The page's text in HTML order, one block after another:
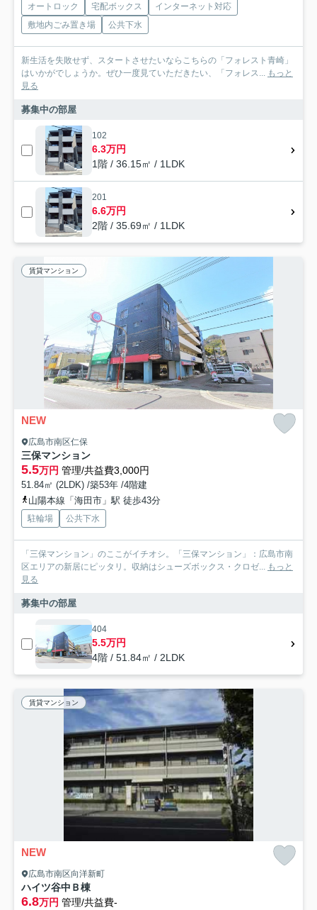
オートロック 宅配ボックス
インターネット対応
敷地内ごみ置き場
公共下水
新生活を失敗せず、スタートさせたいならこちらの「フォレスト青崎」
はいかがでしょうか。ぜひ一度見ていただきたい、「フォレス... もっと
見る
募集中の部屋
102
6.3万円
1階 / 36.15㎡ / 1LDK
201
6.6万円
2階 / 35.69㎡ / 1LDK
賃貸マンション
NEW
広島市南区仁保
三保マンション
5.5万円 管理/共益費3,000円
51.84㎡ (2LDK) /築53年 /4階建
山陽本線「海田市」駅 徒歩43分
駐輪場 公共下水
「三保マンション」のここがイチオシ。「三保マンション」：広島市南
区エリアの新居にピッタリ。収納はシューズボックス・クロゼ... もっと
見る
募集中の部屋
404
5.5万円
4階 / 51.84㎡ / 2LDK
賃貸マンション
NEW
広島市南区向洋新町
ハイツ谷中Ｂ棟
6.8万円 管理/共益費-